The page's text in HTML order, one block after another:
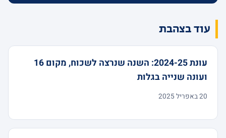
עוד בצהבת
עונת 2024-25: השנה שנרצה לשכוח, מקום 16
ועונה שנייה בגלות
20 באפריל 2025